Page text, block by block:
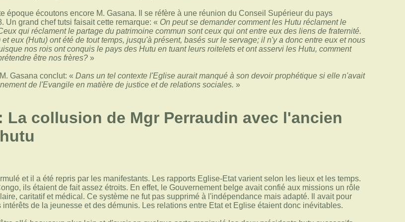
époque écoutons encore M. Gasana. Il se réfère à une réunion du Conseil Supérieur du pays
Un grand chef tutsi faisait cette remarque: « On peut se demander comment les Hutu réclament le
qui réclament le partage du patrimoine commun sont ceux qui ont entre eux des liens de fraternité.
eux (Hutu) ont été de tout temps, jusqu'à présent, basés sur le servage; il n'y a donc entre eux et nous
nos rois ont conquis le pays des Hutu en tuant leurs roitelets et ont asservi les Hutu, comment
être nos frères? »
Gasana conclut: «Dans un tel contexte l'Eglise aurait manqué à son devoir prophétique si elle n'avait
de l'Evangile en matière de justice et de relations sociales. »
La collusion de Mgr Perraudin avec l'ancien
et il a été repris par les manifestants. Les rapports Eglise-Etat varient selon les lieux et les temps.
ils étaient de fait assez étroits. En effet, le Gouvernement belge avait confié aux missions un rôle
caritatif et médical. Ce système ne fut pas supprimé à l'indépendance mais adapté. Il avait pour
de la jeunesse et des démunis. Les relations entre Etat et Eglise étaient donc inévitables.